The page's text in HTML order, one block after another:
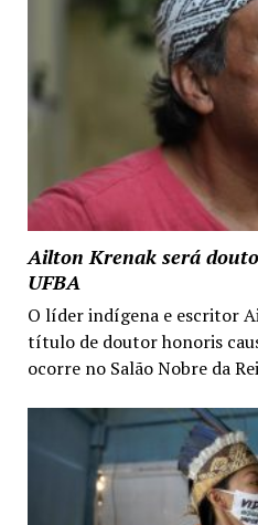
Ailton Krenak será
UFBA
O líder indígena e escritor
título de doutor honoris
ocorre no Salão Nobre da